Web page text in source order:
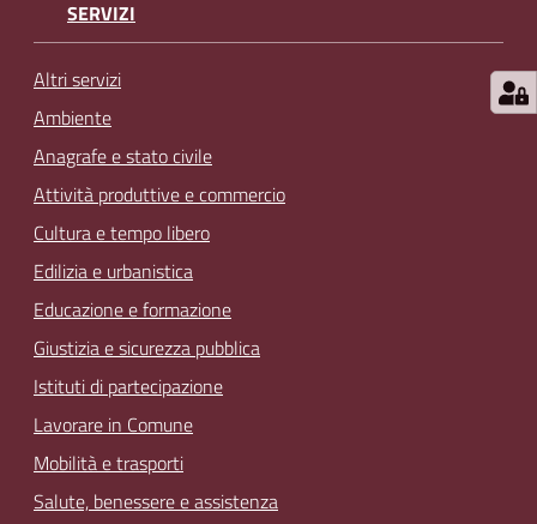
SERVIZI
Altri servizi
Ambiente
Anagrafe e stato civile
Attività produttive e commercio
Cultura e tempo libero
Edilizia e urbanistica
Educazione e formazione
Giustizia e sicurezza pubblica
Istituti di partecipazione
Lavorare in Comune
Mobilità e trasporti
Salute, benessere e assistenza